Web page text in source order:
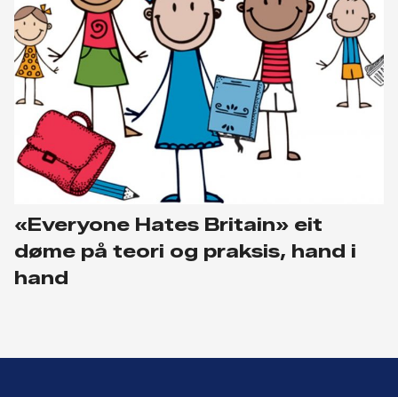
«Everyone Hates Britain» eit
døme på teori og praksis, hand i
hand